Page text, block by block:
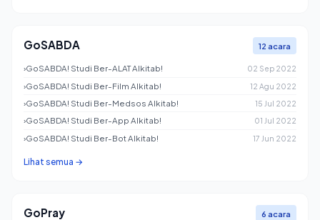
GoSABDA 12 acara
›GoSABDA! Studi Ber-ALAT Alkitab! 02 Sep 2022
›GoSABDA! Studi Ber-Film Alkitab! 12 Agu 2022
›GoSABDA! Studi Ber-Medsos Alkitab! 15 Jul 2022
›GoSABDA! Studi Ber-App Alkitab! 01 Jul 2022
›GoSABDA! Studi Ber-Bot Alkitab! 17 Jun 2022
Lihat semua →
GoPray 6 acara